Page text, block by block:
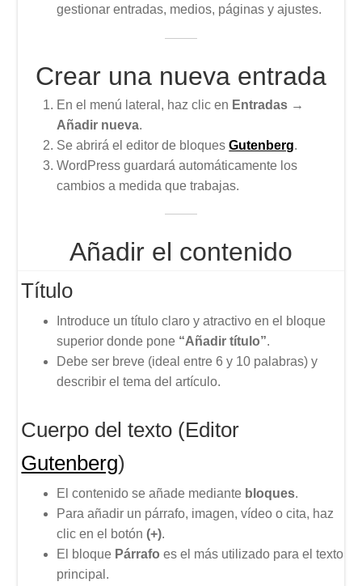
gestionar entradas, medios, páginas y ajustes.
Crear una nueva entrada
En el menú lateral, haz clic en Entradas →
Añadir nueva.
Se abrirá el editor de bloquesGutenberg.
WordPress guardará automáticamente los
cambios a medida que trabajas.
Añadir el contenido
Título
Introduce un título claro y atractivo en el bloque
superior donde pone “Añadir título”.
Debe ser breve (ideal entre 6 y 10 palabras) y
describir el tema del artículo.
Cuerpo del texto (Editor
Gutenberg)
El contenido se añade mediante bloques.
Para añadir un párrafo, imagen, vídeo o cita, haz
clic en el botón(+).
El bloque Párrafo es el más utilizado para el texto
principal.